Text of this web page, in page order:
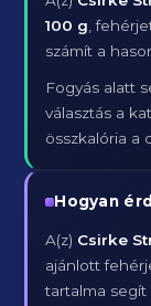
100 g ,
számít a
Fogyás alatt
választás a
összkalória a
Hogyan
A(z) Csirke
ajánlott
tartalma